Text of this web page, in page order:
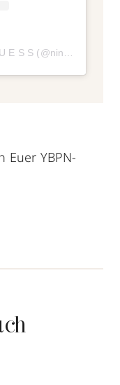
Euer YBPN-